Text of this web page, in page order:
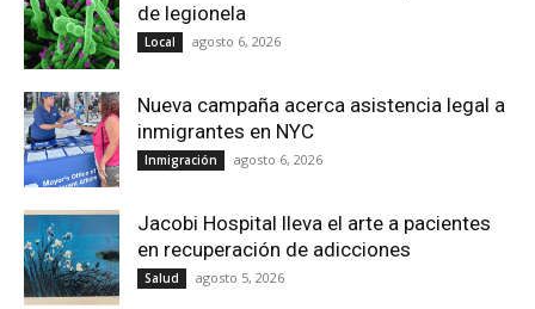
de legionela
Local agosto 6, 2026
Nueva campaña acerca asistencia legal a
inmigrantes en NYC
Inmigración agosto 6, 2026
Jacobi Hospital lleva el arte a pacientes
en recuperación de adicciones
Salud agosto 5, 2026